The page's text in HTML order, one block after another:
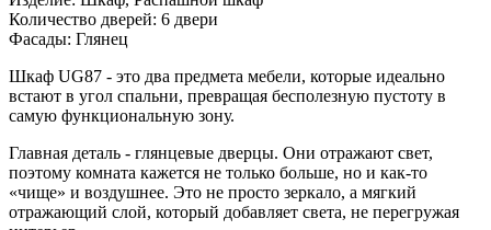
Количество дверей: 6 двери
Фасады: Глянец
Шкаф UG87 - это два предмета мебели, которые идеально
встают в угол спальни, превращая бесполезную пустоту в
самую функциональную зону.
Главная деталь - глянцевые дверцы. Они отражают свет,
поэтому комната кажется не только больше, но и как-то
«чище» и воздушнее. Это не просто зеркало, а мягкий
отражающий слой, который добавляет света, не перегружая